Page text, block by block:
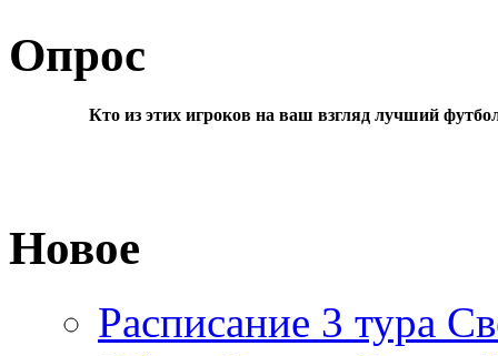
Опрос
Кто из этих игроков на ваш взгляд лучший
Новое
Расписание 3 тура